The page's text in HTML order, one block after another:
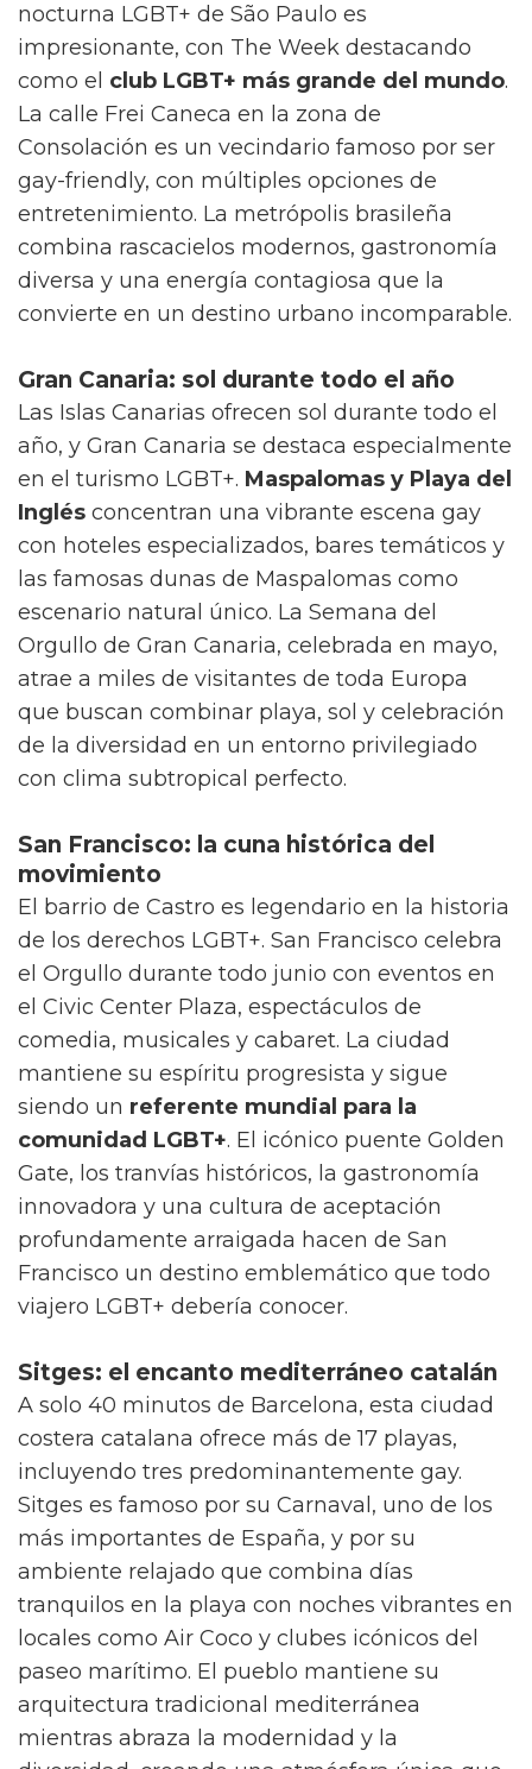
nocturna LGBT+ de São Paulo es
impresionante, con The Week destacando
como el club LGBT+ más grande del mundo.
La calle Frei Caneca en la zona de
Consolación es un vecindario famoso por ser
gay-friendly, con múltiples opciones de
entretenimiento. La metrópolis brasileña
combina rascacielos modernos, gastronomía
diversa y una energía contagiosa que la
convierte en un destino urbano incomparable.
Gran Canaria: sol durante todo el año
Las Islas Canarias ofrecen sol durante todo el
año, y Gran Canaria se destaca especialmente
en el turismo LGBT+. Maspalomas y Playa del
Inglés concentran una vibrante escena gay
con hoteles especializados, bares temáticos y
las famosas dunas de Maspalomas como
escenario natural único. La Semana del
Orgullo de Gran Canaria, celebrada en mayo,
atrae a miles de visitantes de toda Europa
que buscan combinar playa, sol y celebración
de la diversidad en un entorno privilegiado
con clima subtropical perfecto.
San Francisco: la cuna histórica del
movimiento
El barrio de Castro es legendario en la historia
de los derechos LGBT+. San Francisco celebra
el Orgullo durante todo junio con eventos en
el Civic Center Plaza, espectáculos de
comedia, musicales y cabaret. La ciudad
mantiene su espíritu progresista y sigue
siendo un referente mundial para la
comunidad LGBT+. El icónico puente Golden
Gate, los tranvías históricos, la gastronomía
innovadora y una cultura de aceptación
profundamente arraigada hacen de San
Francisco un destino emblemático que todo
viajero LGBT+ debería conocer.
Sitges: el encanto mediterráneo catalán
A solo 40 minutos de Barcelona, esta ciudad
costera catalana ofrece más de 17 playas,
incluyendo tres predominantemente gay.
Sitges es famoso por su Carnaval, uno de los
más importantes de España, y por su
ambiente relajado que combina días
tranquilos en la playa con noches vibrantes en
locales como Air Coco y clubes icónicos del
paseo marítimo. El pueblo mantiene su
arquitectura tradicional mediterránea
mientras abraza la modernidad y la